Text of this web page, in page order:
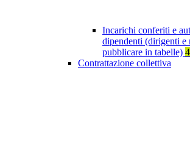
Incarichi conferiti e
dipendenti (dirigenti e
pubblicare in tabelle)
Contrattazione collettiva